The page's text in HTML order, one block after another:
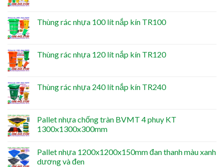
Thùng rác nhựa 100 lít nắp kín TR100
Thùng rác nhựa 120 lít nắp kín TR120
Thùng rác nhựa 240 lít nắp kín TR240
Pallet nhựa chống tràn BVMT 4 phuy KT
1300x1300x300mm
Pallet nhựa 1200x1200x150mm đan thanh màu xanh
dương và đen